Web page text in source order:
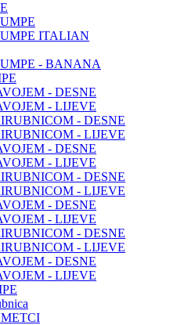
ITALIAN
- BANANA
- DESNE
- LIJEVE
- DESNE
- LIJEVE
- DESNE
- LIJEVE
- DESNE
- LIJEVE
- DESNE
- LIJEVE
- DESNE
- LIJEVE
- DESNE
- LIJEVE